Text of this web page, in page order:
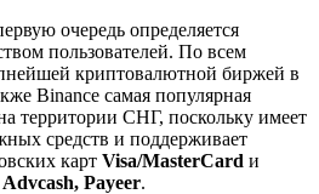
очередь определяется
пользователей. По всем
криптовалютной биржей в
Binance самая популярная
территории СНГ, поскольку имеет
средств и поддерживает
карт Visa/MasterCard и
Payeer.